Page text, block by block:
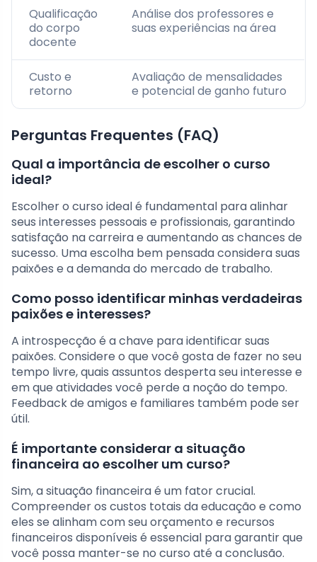
Qualificação
do corpo
docente
Análise dos professores e
suas experiências na área
Custo e
retorno
Avaliação de mensalidades
e potencial de ganho futuro
Perguntas Frequentes (FAQ)
Qual a importância de escolher o curso
ideal?
Escolher o curso ideal é fundamental para alinhar
seus interesses pessoais e profissionais, garantindo
satisfação na carreira e aumentando as chances de
sucesso. Uma escolha bem pensada considera suas
paixões e a demanda do mercado de trabalho.
Como posso identificar minhas verdadeiras
paixões e interesses?
A introspecção é a chave para identificar suas
paixões. Considere o que você gosta de fazer no seu
tempo livre, quais assuntos desperta seu interesse e
em que atividades você perde a noção do tempo.
Feedback de amigos e familiares também pode ser
útil.
É importante considerar a situação
financeira ao escolher um curso?
Sim, a situação financeira é um fator crucial.
Compreender os custos totais da educação e como
eles se alinham com seu orçamento e recursos
financeiros disponíveis é essencial para garantir que
você possa manter-se no curso até a conclusão.